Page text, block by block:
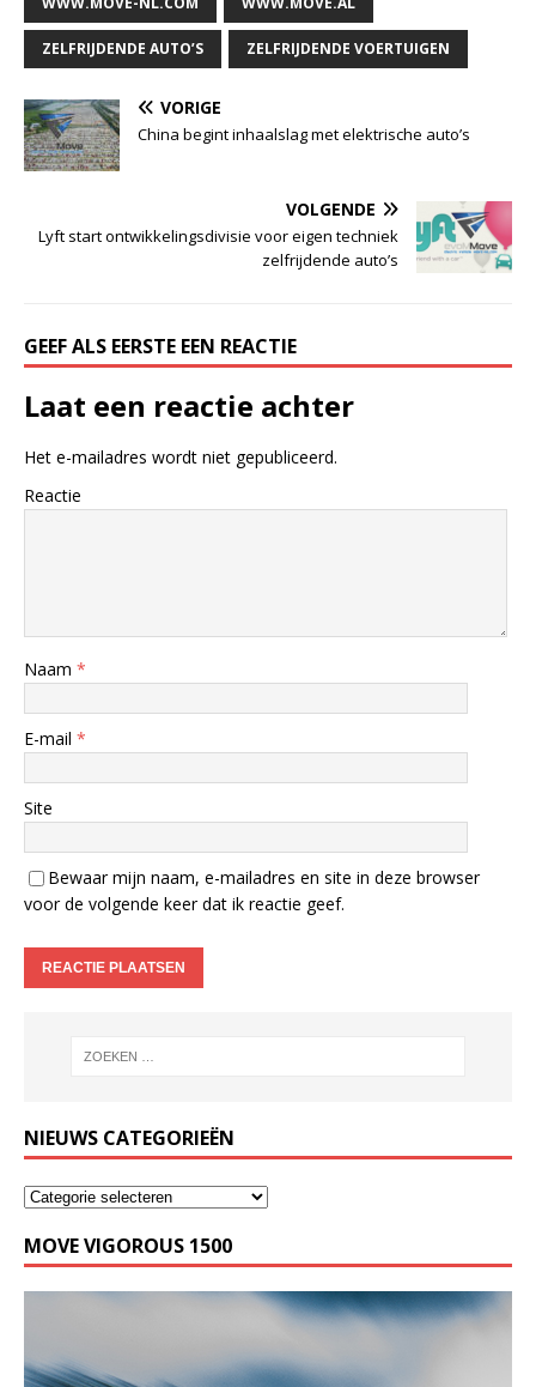
ZELFRIJDENDE AUTO’S ZELFRIJDENDE VOERTUIGEN
VORIGE
China begint inhaalslag met elektrische auto’s
VOLGENDE
Lyft start ontwikkelingsdivisie voor eigen techniek
zelfrijdende auto’s
GEEF ALS EERSTE EEN REACTIE
Laat een reactie achter
Het e-mailadres wordt niet gepubliceerd.
Reactie
Naam *
E-mail *
Site
Bewaar mijn naam, e-mailadres en site in deze browser
voor de volgende keer dat ik reactie geef.
NIEUWS CATEGORIEËN
MOVE VIGOROUS 1500